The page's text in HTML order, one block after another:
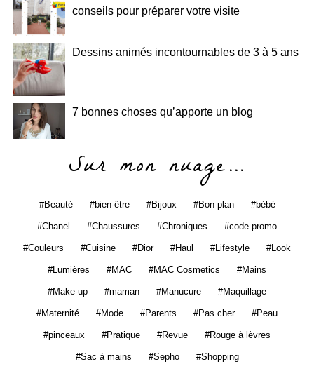
conseils pour préparer votre visite
Dessins animés incontournables de 3 à 5 ans
7 bonnes choses qu’apporte un blog
Sur mon nuage…
Beauté bien-être Bijoux Bon plan bébé
Chanel Chaussures Chroniques code promo
Couleurs Cuisine Dior Haul Lifestyle Look
Lumières MAC MAC Cosmetics Mains
Make-up maman Manucure Maquillage
Maternité Mode Parents Pas cher Peau
pinceaux Pratique Revue Rouge à lèvres
Sac à mains Sepho Shopping